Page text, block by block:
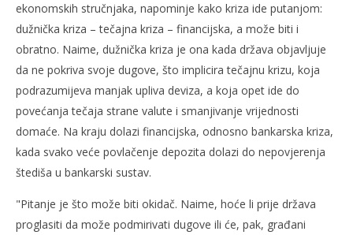
ekonomskih stručnjaka, napominje kako kriza ide putanjom:
dužnička kriza – tečajna kriza – financijska, a može biti i
obratno. Naime, dužnička kriza je ona kada država objavljuje
da ne pokriva svoje dugove, što implicira tečajnu krizu, koja
podrazumijeva manjak upliva deviza, a koja opet ide do
povećanja tečaja strane valute i smanjivanje vrijednosti
domaće. Na kraju dolazi financijska, odnosno bankarska kriza,
kada svako veće povlačenje depozita dolazi do nepovjerenja
štediša u bankarski sustav.
"Pitanje je što može biti okidač. Naime, hoće li prije država
proglasiti da može podmirivati dugove ili će, pak, građani